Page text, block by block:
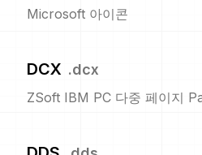
Microsoft 아이콘
DCX .dcx
ZSoft IBM PC 다중 페이지